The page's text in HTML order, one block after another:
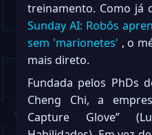
treinamento. Como já
Sunday AI: Robôs
sem 'marionetes' , o
mais direto.
Fundada pelos PhDs
Cheng Chi, a
Capture Glove”